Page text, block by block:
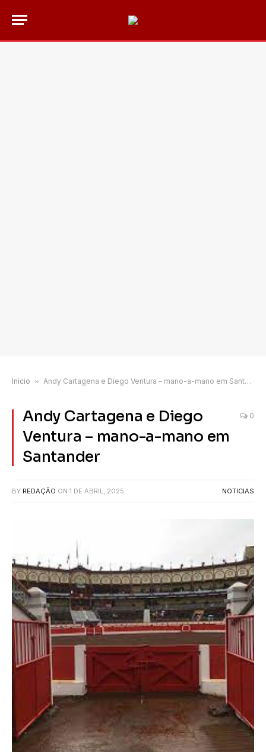
Início » Andy Cartagena e Diego Ventura – mano-a-mano em Santander
Andy Cartagena e Diego
Ventura – mano-a-mano em
Santander
0
BY REDAÇÃO ON 1 DE ABRIL, 2025 NOTICIAS